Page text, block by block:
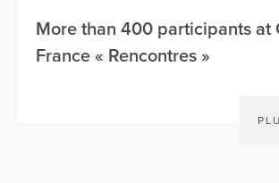
More than 400 participants at
France « Rencontres »